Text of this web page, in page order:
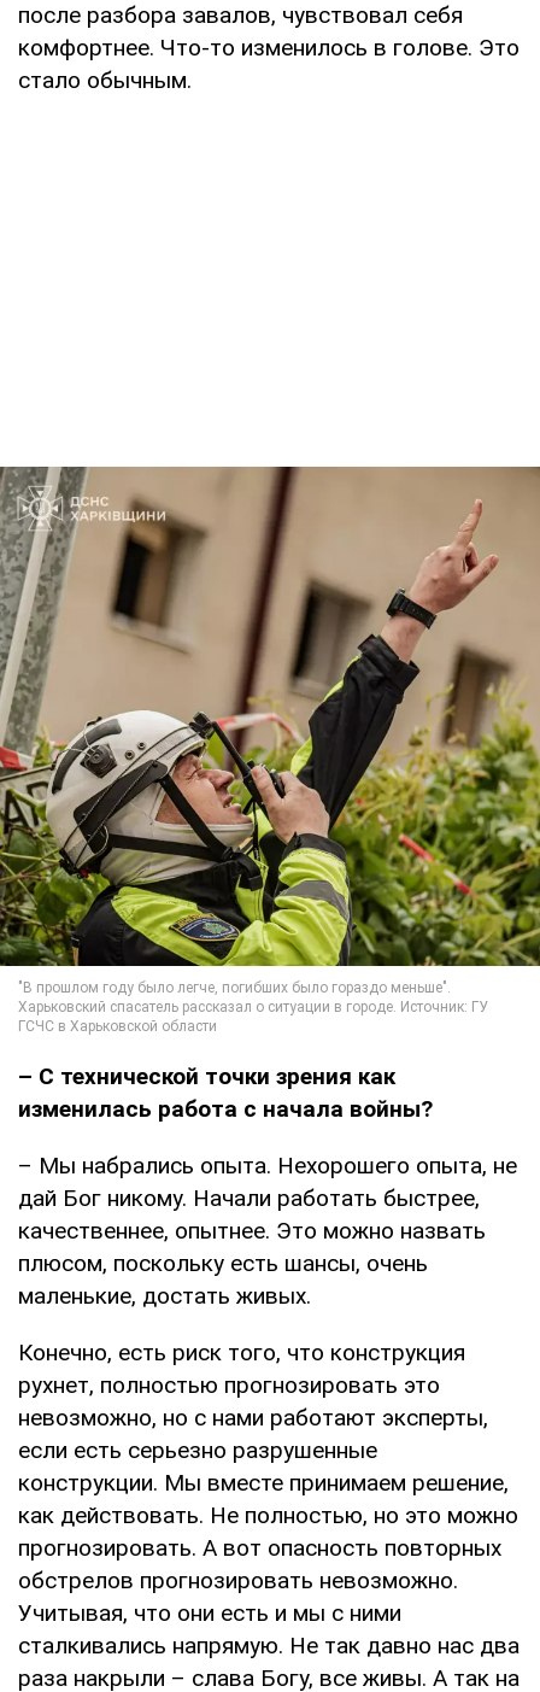
после разбора завалов, чувствовал себя
комфортнее. Что-то изменилось в голове. Это
стало обычным.
– С технической точки зрения как
изменилась работа с начала войны?
– Мы набрались опыта. Нехорошего опыта, не
дай Бог никому. Начали работать быстрее,
качественнее, опытнее. Это можно назвать
плюсом, поскольку есть шансы, очень
маленькие, достать живых.
Конечно, есть риск того, что конструкция
рухнет, полностью прогнозировать это
невозможно, но с нами работают эксперты,
если есть серьезно разрушенные
конструкции. Мы вместе принимаем решение,
как действовать. Не полностью, но это можно
прогнозировать. А вот опасность повторных
обстрелов прогнозировать невозможно.
Учитывая, что они есть и мы с ними
сталкивались напрямую. Не так давно нас два
раза накрыли – слава Богу, все живы. А так на